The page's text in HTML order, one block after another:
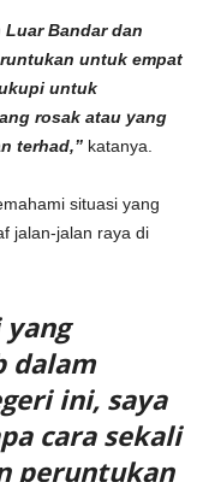
Luar Bandar dan
untuk empat
untuk
rosak atau yang
terhad,” katanya.
situasi yang
jalan-jalan raya di
dalam
ini, saya
cara sekali
peruntukan